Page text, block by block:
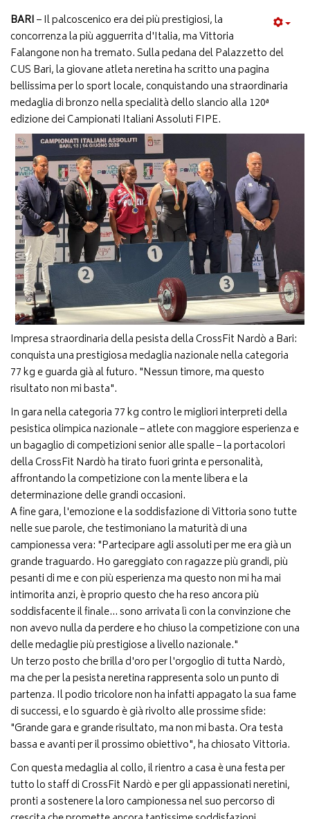
BARI– Il palcoscenico era dei più prestigiosi, la
concorrenza la più agguerrita d'Italia, ma Vittoria
Falangone non ha tremato. Sulla pedana del Palazzetto del
CUS Bari, la giovane atleta neretina ha scritto una pagina
bellissima per lo sport locale, conquistando una straordinaria
medaglia di bronzo nella specialità dello slancio alla 120ª
edizione dei Campionati Italiani Assoluti FIPE.
Impresa straordinaria della pesista della CrossFit Nardò a Bari:
conquista una prestigiosa medaglia nazionale nella categoria
77 kg e guarda già al futuro. "Nessun timore, ma questo
risultato non mi basta".
In gara nella categoria 77 kg contro le migliori interpreti della
pesistica olimpica nazionale – atlete con maggiore esperienza e
un bagaglio di competizioni senior alle spalle – la portacolori
della CrossFit Nardò ha tirato fuori grinta e personalità,
affrontando la competizione con la mente libera e la
determinazione delle grandi occasioni.
A fine gara, l'emozione e la soddisfazione di Vittoria sono tutte
nelle sue parole, che testimoniano la maturità di una
campionessa vera: "Partecipare agli assoluti per me era già un
grande traguardo. Ho gareggiato con ragazze più grandi, più
pesanti di me e con più esperienza ma questo non mi ha mai
intimorita anzi, è proprio questo che ha reso ancora più
soddisfacente il finale… sono arrivata lì con la convinzione che
non avevo nulla da perdere e ho chiuso la competizione con una
delle medaglie più prestigiose a livello nazionale."
Un terzo posto che brilla d'oro per l'orgoglio di tutta Nardò,
ma che per la pesista neretina rappresenta solo un punto di
partenza. Il podio tricolore non ha infatti appagato la sua fame
di successi, e lo sguardo è già rivolto alle prossime sfide:
"Grande gara e grande risultato, ma non mi basta. Ora testa
bassa e avanti per il prossimo obiettivo", ha chiosato Vittoria.
Con questa medaglia al collo, il rientro a casa è una festa per
tutto lo staff di CrossFit Nardò e per gli appassionati neretini,
pronti a sostenere la loro campionessa nel suo percorso di